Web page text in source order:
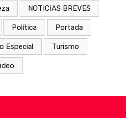
NOTICIAS BREVES
Política Portada
Especial Turismo